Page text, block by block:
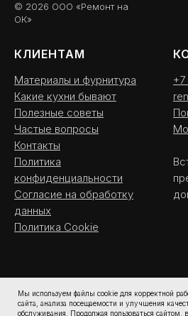
© 2026 ООО «Ремонт на
ОК»
КЛИЕНТАМ
Материалы и фурнитура
Какие кухни бывают
Полезные советы
Частые вопросы
Контакты
Политика
конфиденциальности
Согласие на обработку
данных
Политика Cookie
Мы используем файлы cookie для корректной
сайта, анализа посещаемости и улучшения
обслуживания. Продолжая пользоваться сайтом,